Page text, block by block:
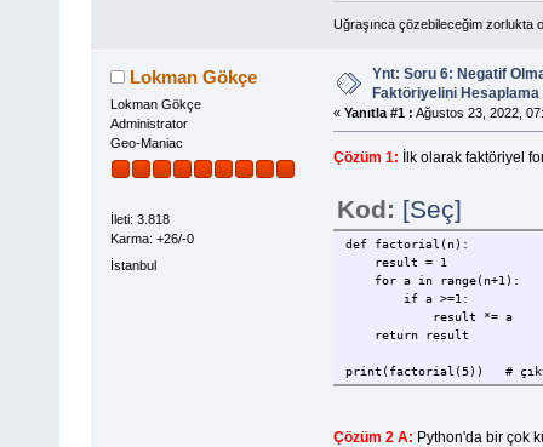
Uğraşınca çözebileceğim zorlukta
Lokman Gökçe
Lokman Gökçe
Administrator
Geo-Maniac
İleti: 3.818
Karma: +26/-0
İstanbul
Ynt: Soru 6: Negatif
Faktöriyelini Hesaplama
« Yanıtla #1 : Ağustos 23, 2022,
Çözüm 1: İlk olarak faktöriyel
Kod: [Seç]
def factorial(n):
result = 1
for a in range(n+1):
if a >=1:
result *= a
return result
print(factorial(5)) #
Çözüm 2 A: Python'da bir çok